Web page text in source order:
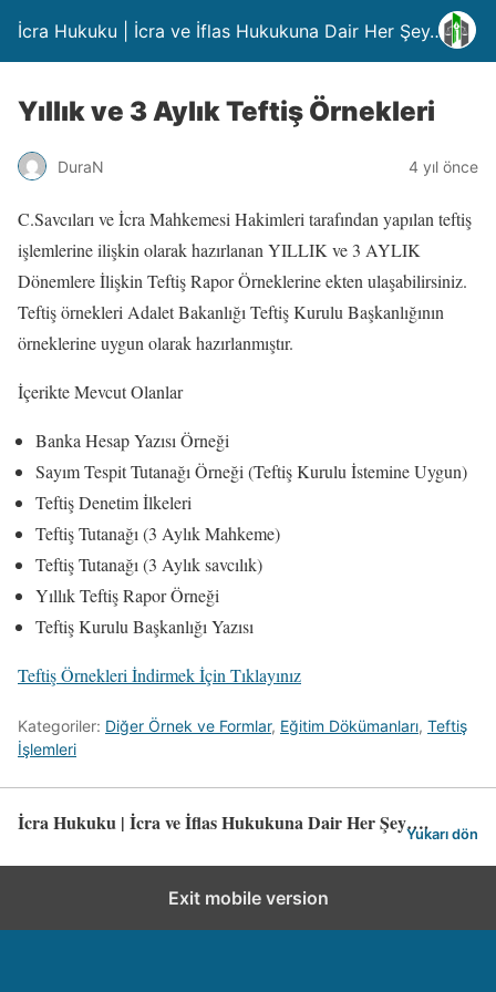
İcra Hukuku | İcra ve İflas Hukukuna Dair Her Şey….
Yıllık ve 3 Aylık Teftiş Örnekleri
DuraN 4 yıl önce
C.Savcıları ve İcra Mahkemesi Hakimleri tarafından yapılan teftiş
işlemlerine ilişkin olarak hazırlanan YILLIK ve 3 AYLIK
Dönemlere İlişkin Teftiş Rapor Örneklerine ekten ulaşabilirsiniz.
Teftiş örnekleri Adalet Bakanlığı Teftiş Kurulu Başkanlığının
örneklerine uygun olarak hazırlanmıştır.
İçerikte Mevcut Olanlar
Banka Hesap Yazısı Örneği
Sayım Tespit Tutanağı Örneği (Teftiş Kurulu İstemine Uygun)
Teftiş Denetim İlkeleri
Teftiş Tutanağı (3 Aylık Mahkeme)
Teftiş Tutanağı (3 Aylık savcılık)
Yıllık Teftiş Rapor Örneği
Teftiş Kurulu Başkanlığı Yazısı
Teftiş Örnekleri İndirmek İçin Tıklayınız
Kategoriler: Diğer Örnek ve Formlar, Eğitim Dökümanları, Teftiş
İşlemleri
İcra Hukuku | İcra ve İflas Hukukuna Dair Her Şey….Yukarı dön
Exit mobile version